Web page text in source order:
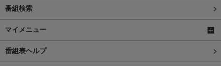
番組検索
マイメニュー
番組表ヘルプ